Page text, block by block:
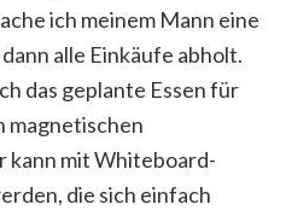
ich meinem Mann eine
alle Einkäufe abholt.
das geplante Essen für
magnetischen
kann mit Whiteboard-
die sich einfach